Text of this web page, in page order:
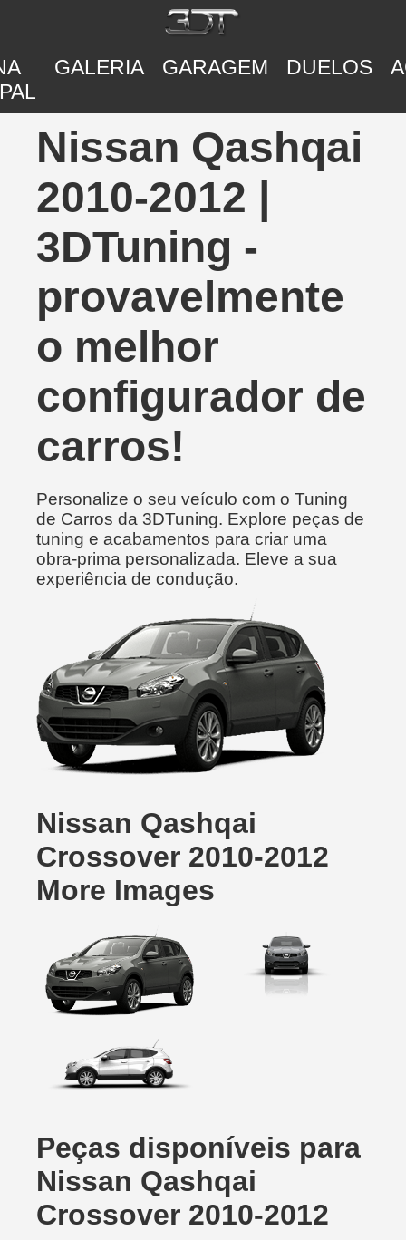
GALERIA GARAGEM DUELOS
Nissan Qashqai
2010-2012 |
3DTuning -
provavelmente
o melhor
configurador de
carros!
Personalize o seu veículo com o Tuning
de Carros da 3DTuning. Explore peças de
tuning e acabamentos para criar uma
obra-prima personalizada. Eleve a sua
experiência de condução.
Nissan Qashqai
Crossover 2010-2012
More Images
Peças disponíveis para
Nissan Qashqai
Crossover 2010-2012